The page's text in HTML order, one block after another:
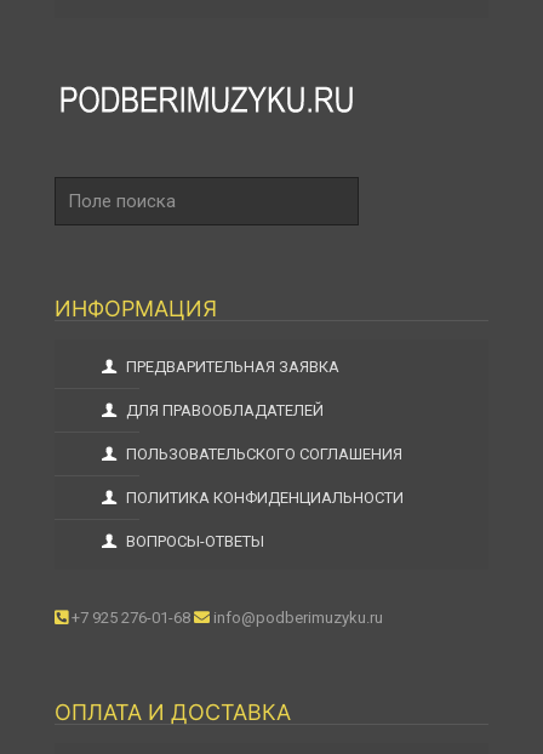
поиска
ИНФОРМАЦИЯ
ПРЕДВАРИТЕЛЬНАЯ ЗАЯВКА
ДЛЯ ПРАВООБЛАДАТЕЛЕЙ
ПОЛЬЗОВАТЕЛЬСКОГО СОГЛАШЕНИЯ
ПОЛИТИКА КОНФИДЕНЦИАЛЬНОСТИ
ВОПРОСЫ-ОТВЕТЫ
+7 925 276-01-68 info@podberimuzyku.ru
ОПЛАТА И ДОСТАВКА